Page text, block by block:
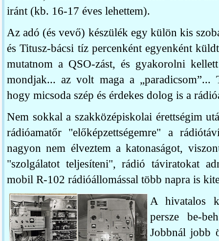
iránt (kb. 16-17 éves lehettem).
Az adó (és vevő) készülék egy külön kis
és Titusz-bácsi tíz percenként egyenként
mutatnom a QSO-zást, és gyakorolni
mondjak... az volt maga a „paradicsom”...
hogy micsoda szép és érdekes dolog is a
Nem sokkal a szakközépiskolai érettségim
rádióamatőr "előképzettségemre" a
nagyon nem élveztem a katonaságot,
"szolgálatot teljesíteni", rádió táviratokat
mobil R-102 rádióállomással több napra is
A hivatalos
persze be-
Jobbnál jobb